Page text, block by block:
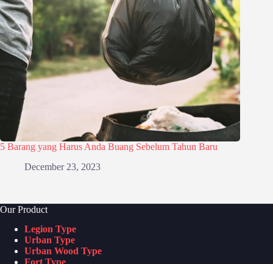
5 Barang yang Harus Anda Buang Sebelum Tahun Baru
December 23, 2023
Our Product
Legion Type
Urban Type
Urban Wood Type